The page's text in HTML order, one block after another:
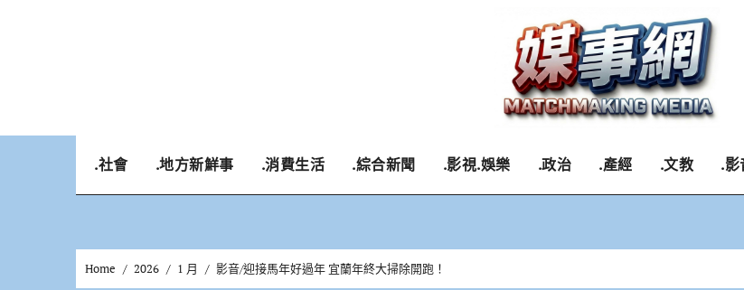
.社會 .地方新鮮事 .消費生活 .綜合新聞 .影視.娛樂 .政治 .產經 .文教 .影
Home 2026 1 月 影音/迎接馬年好過年 宜蘭年終大掃除開跑！